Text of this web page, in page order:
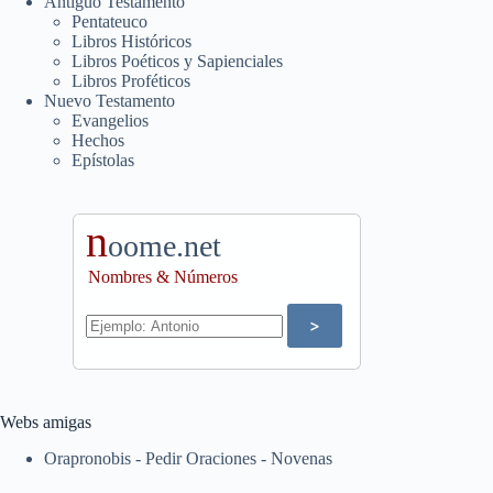
Pentateuco
Libros Históricos
Libros Poéticos y Sapienciales
Libros Proféticos
Nuevo Testamento
Evangelios
Hechos
Epístolas
noome.net
Nombres & Números
Webs amigas
Orapronobis - Pedir Oraciones - Novenas